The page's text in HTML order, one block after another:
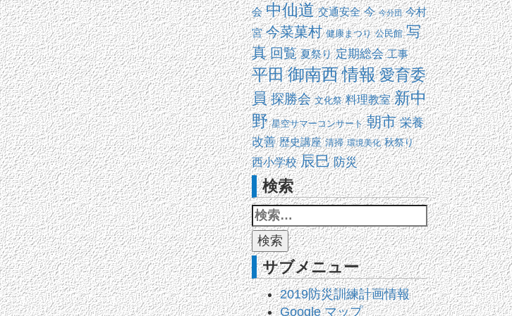
会 中仙道 交通安全 今 今分団 今村
宮 今菜菓村 健康まつり 公民館 写
真 回覧 夏祭り 定期総会 工事
平田御南西情報 愛育委
員 探勝会 文化祭 料理教室 新中
野 星空サマーコンサート 朝市 栄養
改善 歴史講座 清掃 環境美化 秋祭り
西小学校 辰巳 防災
検索
サブメニュー
2019防災訓練計画情報
Google マップ